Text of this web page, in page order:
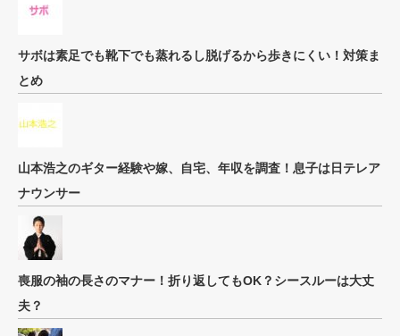
サボは素足でも靴下でも蒸れるし脱げるから歩きにくい！対策ま
とめ
山本浩之のギター経験や嫁、自宅、年収を調査！息子は日テレア
ナウンサー
喪服の袖の長さのマナー！折り返してもOK？シースルーは大丈
夫？